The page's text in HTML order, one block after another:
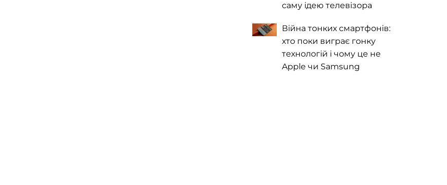
саму ідею телевізора
Війна тонких смартфонів:
хто поки виграє гонку
технологій і чому це не
Apple чи Samsung